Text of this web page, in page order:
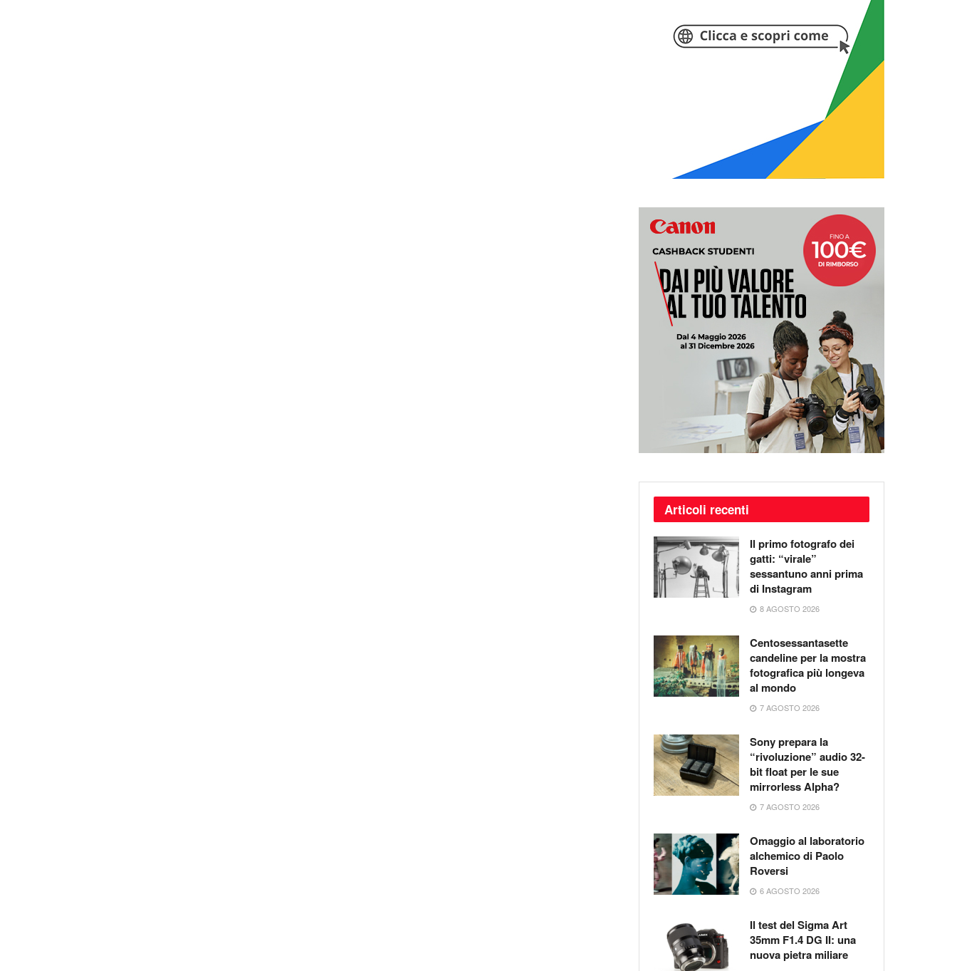
Articoli recenti
Il primo fotografo dei
gatti: “virale”
sessantuno anni prima
di Instagram
8 AGOSTO 2026
Centosessantasette
candeline per la mostra
fotografica più longeva
al mondo
7 AGOSTO 2026
Sony prepara la
“rivoluzione” audio 32-
bit float per le sue
mirrorless Alpha?
7 AGOSTO 2026
Omaggio al laboratorio
alchemico di Paolo
Roversi
6 AGOSTO 2026
Il test del Sigma Art
35mm F1.4 DG II: una
nuova pietra miliare